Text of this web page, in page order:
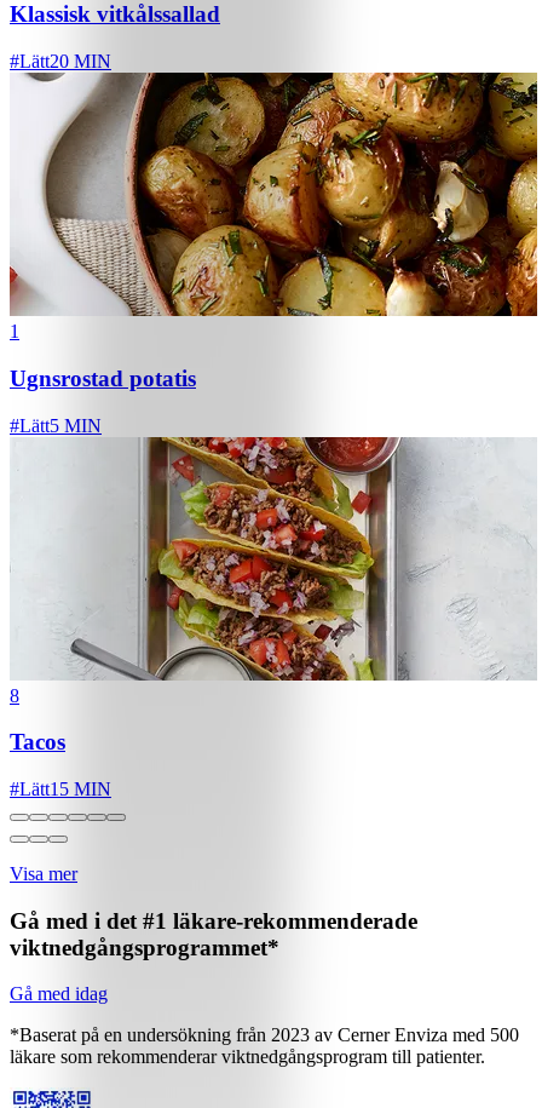
Klassisk vitkålssallad
#Lätt20 MIN
1
Ugnsrostad potatis
#Lätt5 MIN
8
Tacos
#Lätt15 MIN
Visa mer
Gå med i det #1 läkare-rekommenderade
viktnedgångsprogrammet*
Gå med idag
*Baserat på en undersökning från 2023 av Cerner Enviza med 500
läkare som rekommenderar viktnedgångsprogram till patienter.